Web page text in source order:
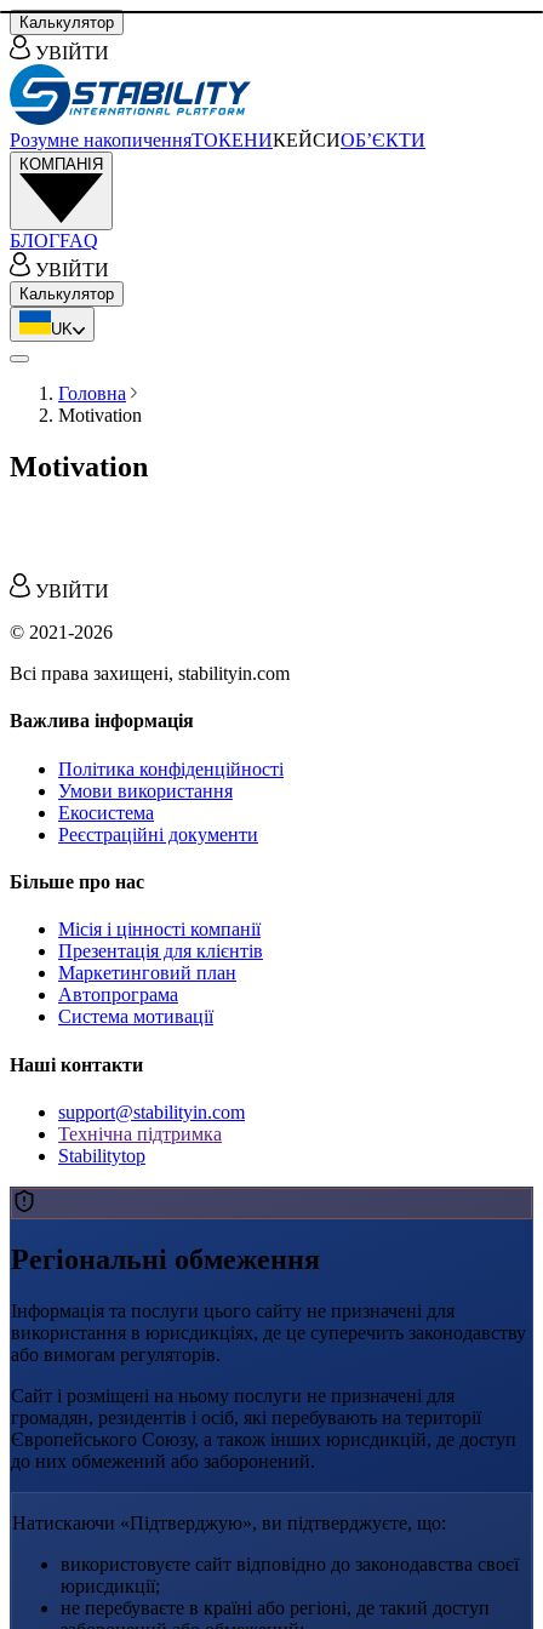
Калькулятор
УВІЙТИ
Розумне накопиченняТОКЕНИКЕЙСИОБ’ЄКТИ
КОМПАНІЯ
БЛОГFAQ
УВІЙТИ
Калькулятор
UK
Головна
Motivation
Motivation
УВІЙТИ
© 2021-2026
Всі права захищені, stabilityin.com
Важлива інформація
Політика конфіденційності
Умови використання
Екосистема
Реєстраційні документи
Більше про нас
Місія і цінності компанії
Презентація для клієнтів
Маркетинговий план
Автопрограма
Система мотивації
Наші контакти
support@stabilityin.com
Технічна підтримка
Stabilitytop
Регіональні обмеження
Інформація та послуги цього сайту не призначені для
використання в юрисдикціях, де це суперечить законодавству
або вимогам регуляторів.
Сайт і розміщені на ньому послуги не призначені для
громадян, резидентів і осіб, які перебувають на території
Європейського Союзу, а також інших юрисдикцій, де доступ
до них обмежений або заборонений.
Натискаючи «Підтверджую», ви підтверджуєте, що:
використовуєте сайт відповідно до законодавства своєї
юрисдикції;
не перебуваєте в країні або регіоні, де такий доступ